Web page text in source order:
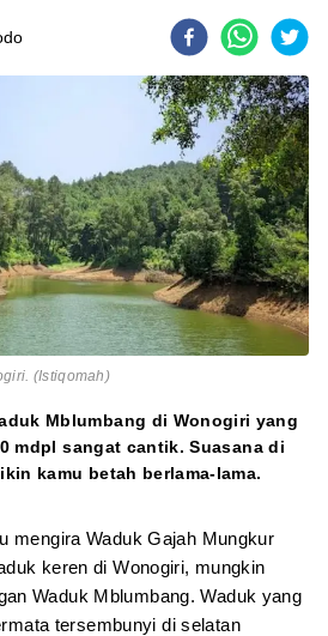
(Istiqomah)
Mblumbang di Wonogiri yang
mdpl sangat cantik. Suasana di
kamu betah berlama-lama.
mengira Waduk Gajah Mungkur
keren di Wonogiri, mungkin
Waduk Mblumbang. Waduk yang
tersembunyi di selatan